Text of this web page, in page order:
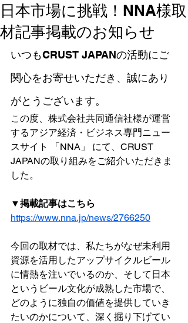
日本市場に挑戦！NNA様取
材記事掲載のお知らせ
いつもCRUST JAPANの活動にご
関心をお寄せいただき、誠にあり
がとうございます。
この度、株式会社共同通信社様が運営
するアジア経済・ビジネス専門ニュー
スサイト 「NNA」 にて、CRUST
JAPANの取り組みをご紹介いただきま
した。
▼掲載記事はこちら
https://www.nna.jp/news/2766250
今回の取材では、私たちがなぜ未利用
資源を活用したアップサイクルビール
に情熱を注いでいるのか、そして日本
というビール文化が成熟した市場で、
どのように独自の価値を提供していき
たいのかについて、深く掘り下げてい